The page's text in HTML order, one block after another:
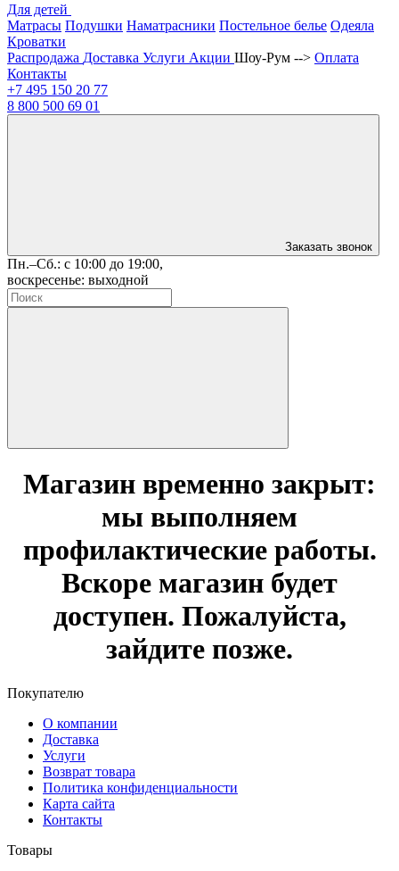
Для детей
Матрасы Подушки Наматрасники Постельное белье Одеяла
Кроватки
Распродажа Доставка Услуги Акции Шоу-Рум --> Оплата
Контакты
+7 495 150 20 77
8 800 500 69 01
Заказать звонок
Пн.–Сб.: с 10:00 до 19:00,
воскресенье: выходной
Магазин временно закрыт:
мы выполняем
профилактические работы.
Вскоре магазин будет
доступен. Пожалуйста,
зайдите позже.
Покупателю
О компании
Доставка
Услуги
Возврат товара
Политика конфиденциальности
Карта сайта
Контакты
Товары